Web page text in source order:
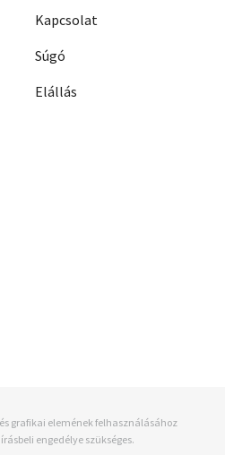
Kapcsolat
Súgó
Elállás
grafikai elemének felhasználásához
engedélye szükséges.